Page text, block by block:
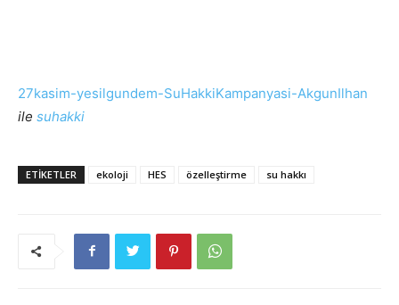
27kasim-yesilgundem-SuHakkiKampanyasi-AkgunIlhan
ile suhakki
ETIKETLER ekoloji HES özelleştirme su hakkı